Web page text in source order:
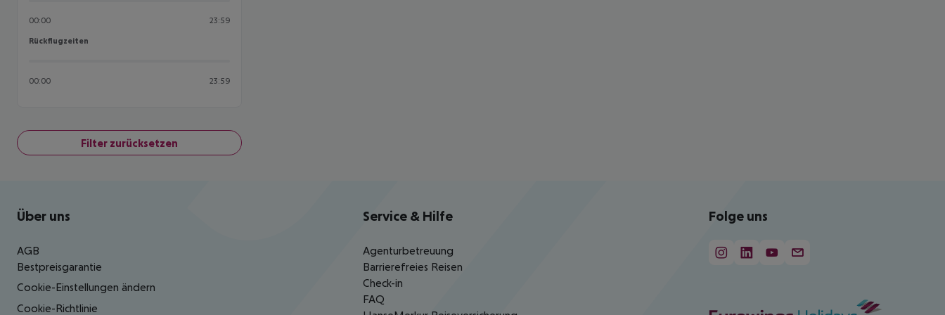
00:00 23:59
Rückflugzeiten
Rückflugzeiten
00:00 23:59
Filter zurücksetzen
Footer navigation
Über uns
AGB
Bestpreisgarantie
Cookie-Einstellungen ändern
Cookie-Richtlinie
Service & Hilfe
Agenturbetreuung
Barrierefreies Reisen
Check-in
FAQ
Folge uns